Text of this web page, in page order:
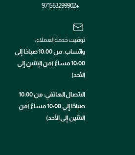
+971563299902
توقيت خدمة العملاء:
واتساب: من 10:00 صباحًا إلى
10:00 مساءً (من الإثنين إلى
الأحد)
الاتصال الهاتفي: من 10:00
صباحًا إلى 10:00 مساءً (من
الاثنين إلى الأحد)